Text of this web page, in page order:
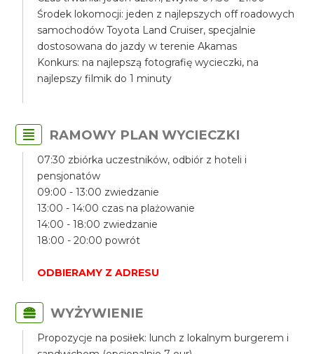
Środek lokomocji: jeden z najlepszych off roadowych
samochodów Toyota Land Cruiser, specjalnie
dostosowana do jazdy w terenie Akamas
Konkurs: na najlepszą fotografię wycieczki, na
najlepszy filmik do 1 minuty
RAMOWY PLAN WYCIECZKI
07:30 zbiórka uczestników, odbiór z hoteli i
pensjonatów
09:00 - 13:00 zwiedzanie
13:00 - 14:00 czas na plażowanie
14:00 - 18:00 zwiedzanie
18:00 - 20:00 powrót
ODBIERAMY Z ADRESU
WYŻYWIENIE
Propozycje na posiłek: lunch z lokalnym burgerem i